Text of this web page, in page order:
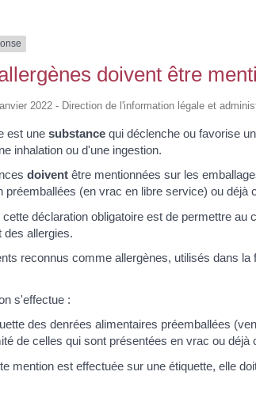
doivent être
2022 - Direction de l'information légale et
est une substance qui déclenche ou favorise
inhalation ou d'une ingestion.
doivent être mentionnées sur les
préemballées (en vrac en libre service) ou déjà
cette déclaration obligatoire est de permettre
des allergies.
reconnus comme allergènes, utilisés dans
s'effectue :
des denrées alimentaires préemballées
de celles qui sont présentées en vrac ou
mention est effectuée sur une étiquette, elle